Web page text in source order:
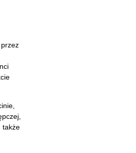
także